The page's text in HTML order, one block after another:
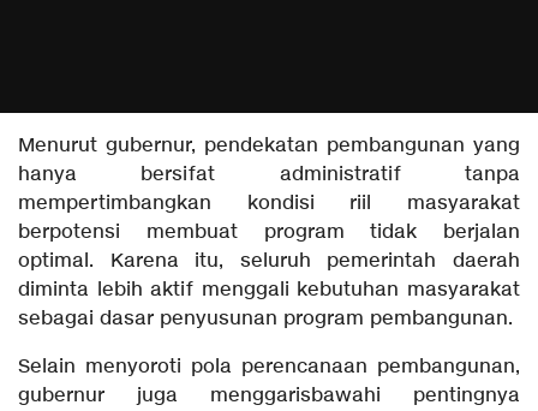
Menurut gubernur, pendekatan pembangunan yang
hanya bersifat administratif tanpa
mempertimbangkan kondisi riil masyarakat
berpotensi membuat program tidak berjalan
optimal. Karena itu, seluruh pemerintah daerah
diminta lebih aktif menggali kebutuhan masyarakat
sebagai dasar penyusunan program pembangunan.
Selain menyoroti pola perencanaan pembangunan,
gubernur juga menggarisbawahi pentingnya